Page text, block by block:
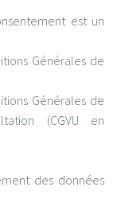
est un
Générales de
Générales de
(CGVU en
des données